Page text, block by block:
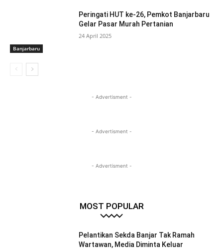
Banjarbaru
Peringati HUT ke-26, Pemkot Banjarbaru
Gelar Pasar Murah Pertanian
24 April 2025
- Advertisment -
- Advertisment -
- Advertisment -
MOST POPULAR
Pelantikan Sekda Banjar Tak Ramah
Wartawan, Media Diminta Keluar